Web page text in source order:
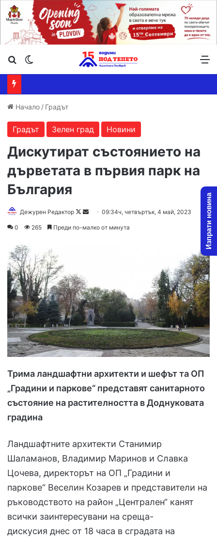
Търсене ...
Начало / Градът
Градът Зелен град Новини
Дискутират състоянието на
дърветата в първия парк на
България
Дежурен Редактор
Follow
Send09:34ч, четвъртък, 4 май, 2023
0 265 Преди по-малко от минута
Трима ландшафтни архитекти и шефът та ОП
„Градини и паркове“ представят санитарното
състояние на растителността в Доднуковата
градина
Ландшафтните архитекти Станимир
Шаламанов, Владимир Маринов и Славка
Цочева, директорът на ОП „Градини и
паркове“ Веселин Козарев и представители на
ръководството на район „Централен“ канят
всички заинтересувани на среща-
дискусия днес от 18 часа в сградата на
Изпрати новина